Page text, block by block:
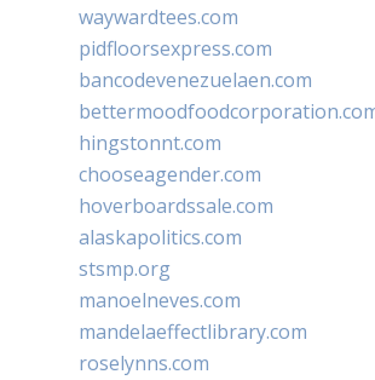
waywardtees.com
pidfloorsexpress.com
bancodevenezuelaen.com
hingstonnt.com
chooseagender.com
hoverboardssale.com
alaskapolitics.com
stsmp.org
manoelneves.com
mandelaeffectlibrary.com
roselynns.com